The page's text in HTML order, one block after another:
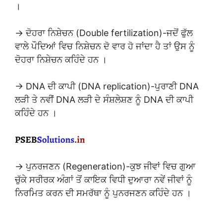
।
→ ਦੋਹਰਾ ਨਿਸ਼ੇਚਨ (Double fertilization)-ਜਦੋਂ ਫੁੱਲ
ਵਾਲੇ ਪੌਦਿਆਂ ਵਿਚ ਨਿਸ਼ੇਚਨ ਦੋ ਵਾਰ ਹੋ ਜਾਂਦਾ ਹੈ ਤਾਂ ਉਸ ਨੂੰ
ਦੋਹਰਾ ਨਿਸ਼ੇਚਨ ਕਹਿੰਦੇ ਹਨ ।
→ DNA ਦੀ ਕਾਪੀ (DNA replication)-ਪੁਰਾਣੀ DNA
ਲੜੀ ਤੇ ਨਵੀਂ DNA ਲੜੀ ਦੇ ਸੰਸ਼ਲੇਸ਼ਣ ਨੂੰ DNA ਦੀ ਕਾਪੀ
ਕਹਿੰਦੇ ਹਨ ।
→ ਪੁਨਰਜਣਨ (Regeneration)-ਕੁਝ ਜੀਵਾਂ ਵਿਚ ਗੁਆ
ਚੁੱਕੇ ਸਰੀਰਕ ਅੰਗਾਂ ਤੋਂ ਕਾਇਕ ਵਿਧੀ ਦੁਆਰਾ ਨਵੇਂ ਜੀਵਾਂ ਨੂੰ
ਨਿਰਮਿਤ ਕਰਨ ਦੀ ਸਮਰੱਥਾ ਨੂੰ ਪੁਨਰਜਣਨ ਕਹਿੰਦੇ ਹਨ ।